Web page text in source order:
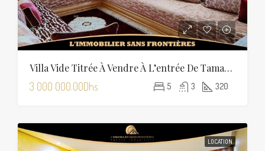
Villa Vide Titrée À Vendre À L’entrée De Tamansourt – 320 M² De Terrain – 4 Façades
3 000 000.00Dhs 5 3 320
LOCATION